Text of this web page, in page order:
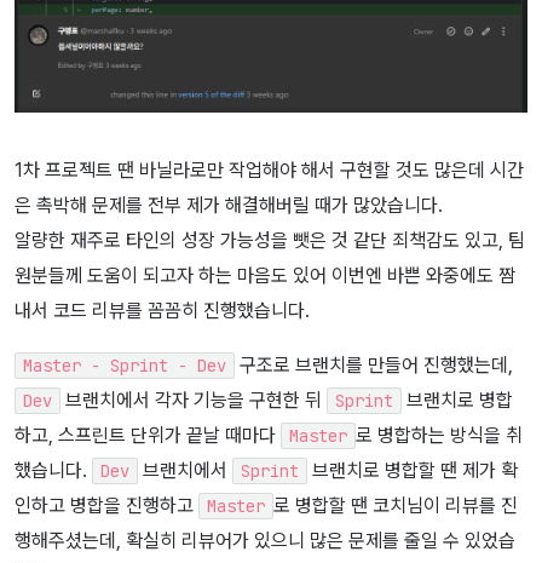
1차 프로젝트 땐 바닐라로만 작업해야 해서 구현할 것도 많은데 시간
은 촉박해 문제를 전부 제가 해결해버릴 때가 많았습니다.
알량한 재주로 타인의 성장 가능성을 뺏은 것 같단 죄책감도 있고, 팀
원분들께 도움이 되고자 하는 마음도 있어 이번엔 바쁜 와중에도 짬
내서 코드 리뷰를 꼼꼼히 진행했습니다.
Master - Sprint - Dev 구조로 브랜치를 만들어 진행했는데,
Dev 브랜치에서 각자 기능을 구현한 뒤 Sprint
브랜치로 병합
하고, 스프린트 단위가 끝날 때마다
Master 로 병합하는 방식을 취
했습니다.
Dev 브랜치에서 Sprint
브랜치로 병합할 땐 제가 확
인하고 병합을 진행하고
Master 로 병합할 땐 코치님이 리뷰를 진
행해주셨는데, 확실히 리뷰어가 있으니 많은 문제를 줄일 수 있었습